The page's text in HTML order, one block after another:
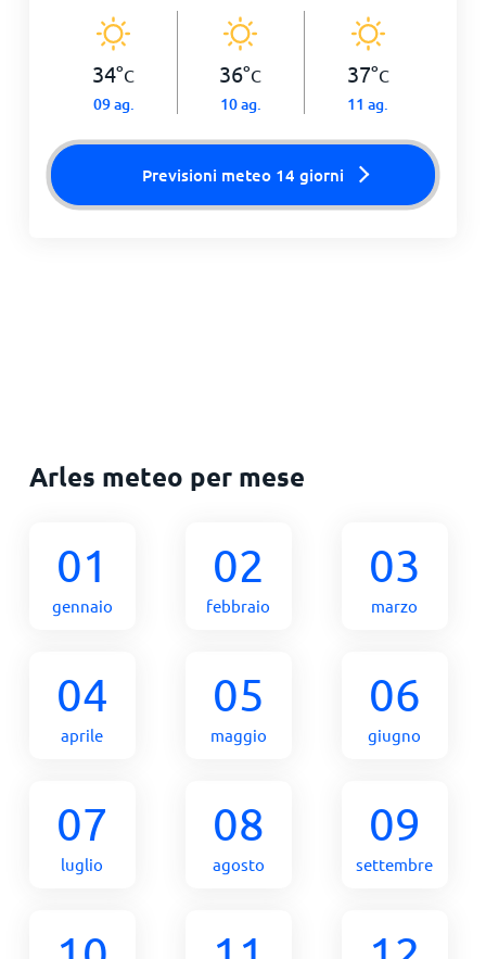
34°C
09 ag.
36°C
10 ag.
37°C
11 ag.
Previsioni meteo 14 giorni
Arles meteo per mese
01
gennaio
02
febbraio
03
marzo
04
aprile
05
maggio
06
giugno
07
luglio
08
agosto
09
settembre